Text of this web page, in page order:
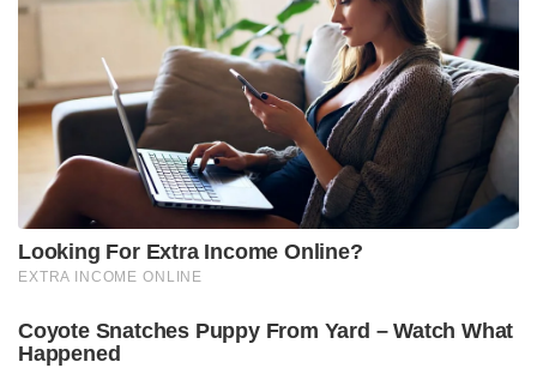
Looking For Extra Income Online?
EXTRA INCOME ONLINE
Coyote Snatches Puppy From Yard – Watch What
Happened